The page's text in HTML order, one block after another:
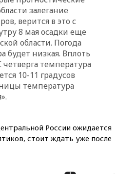
08:51 Осужденный в России
американец Гилман
находится при смерти
08:22 В Екатеринбурге
атакован склад Wildberries
07:52 В Таиланде ученик
устроил стрельбу в школе:
есть жертвы
километрах от Ванкувера
06:00Суд обязал Meta
выплатить $567 млн по делу о
залегание
верится в это с
8 мая осадки еще
области. Погода
будет низкая. Вплоть
температура
10-11 градусов
температура
России ожидается
стоит ждать уже после